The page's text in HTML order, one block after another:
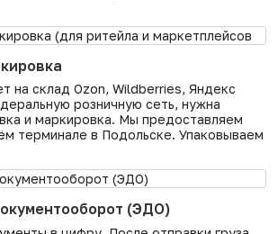
о международной перевозке
на склад Ozon, Wildberries, Яндекс
розничную сеть, нужна
и маркировка. Мы предоставляем
терминале в Подольске. Упаковываем
в соответствии с требованиями
(ЭДО)